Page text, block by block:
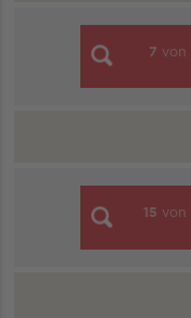
7 von
15 von